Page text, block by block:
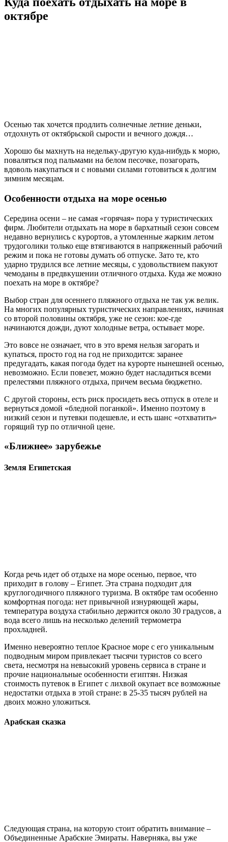
октябре
Осенью так хочется продлить солнечные летние деньки,
отдохнуть от октябрьской сырости и вечного дождя…
Хорошо бы махнуть на недельку-другую куда-нибудь к морю,
поваляться под пальмами на белом песочке, позагорать,
вдоволь накупаться и с новыми силами готовиться к долгим
зимним месяцам.
Особенности отдыха на море осенью
Середина осени – не самая «горячая» пора у туристических
фирм. Любители отдыхать на море в бархатный сезон совсем
недавно вернулись с курортов, а утомленные жарким летом
трудоголики только еще втягиваются в напряженный рабочий
режим и пока не готовы думать об отпуске. Зато те, кто
ударно трудился все летние месяцы, с удовольствием пакуют
чемоданы в предвкушении отличного отдыха. Куда же можно
поехать на море в октябре?
Выбор стран для осеннего пляжного отдыха не так уж велик.
На многих популярных туристических направлениях, начиная
со второй половины октября, уже не сезон: кое-где
начинаются дожди, дуют холодные ветра, остывает море.
Это вовсе не означает, что в это время нельзя загорать и
купаться, просто год на год не приходится: заранее
предугадать, какая погода будет на курорте нынешней осенью,
невозможно. Если повезет, можно будет насладиться всеми
прелестями пляжного отдыха, причем весьма бюджетно.
С другой стороны, есть риск просидеть весь отпуск в отеле и
вернуться домой «бледной поганкой». Именно поэтому в
низкий сезон и путевки подешевле, и есть шанс «отхватить»
горящий тур по отличной цене.
«Ближнее» зарубежье
Земля Египетская
Когда речь идет об отдыхе на море осенью, первое, что
приходит в голову – Египет. Эта страна подходит для
круглогодичного пляжного туризма. В октябре там особенно
комфортная погода: нет привычной изнуряющей жары,
температура воздуха стабильно держится около 30 градусов, а
вода всего лишь на несколько делений термометра
прохладней.
Именно невероятно теплое Красное море с его уникальным
подводным миром привлекает тысячи туристов со всего
света, несмотря на невысокий уровень сервиса в стране и
прочие национальные особенности египтян. Низкая
стоимость путевок в Египет с лихвой окупает все возможные
недостатки отдыха в этой стране: в 25-35 тысяч рублей на
двоих можно уложиться.
Арабская сказка
Следующая страна, на которую стоит обратить внимание –
Объединенные Арабские Эмираты. Наверняка, вы уже